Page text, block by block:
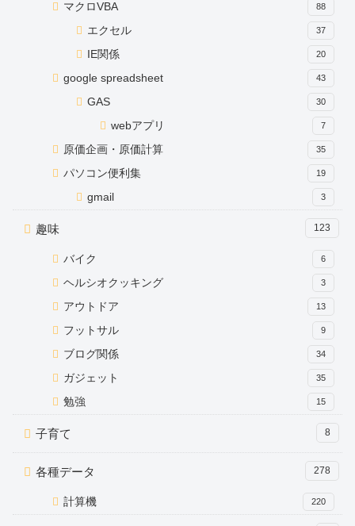
マクロVBA 88
エクセル 37
IE関係 20
google spreadsheet 43
GAS 30
webアプリ 7
原価企画・原価計算 35
パソコン便利集 19
gmail 3
趣味 123
バイク 6
ヘルシオクッキング 3
アウトドア 13
フットサル 9
ブログ関係 34
ガジェット 35
勉強 15
子育て 8
各種データ 278
計算機 220